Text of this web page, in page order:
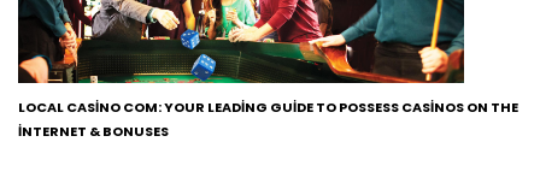
LOCAL CASINO COM: YOUR LEADING GUIDE TO POSSESS CASINOS ON THE
INTERNET & BONUSES